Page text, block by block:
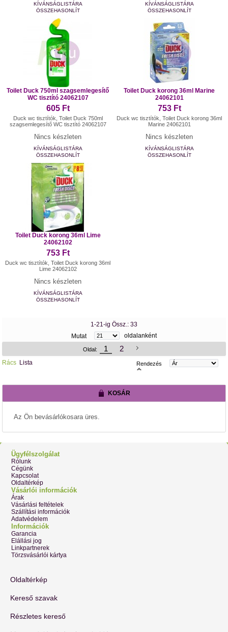
KÍVÁNSÁGLISTÁRA
ÖSSZEHASONLÍT
KÍVÁNSÁGLISTÁRA
ÖSSZEHASONLÍT
Toilet Duck 750ml szagsemlegesítő
WC tisztító 24062107
605 Ft
Duck wc tisztítók, Toilet Duck 750ml
szagsemlegesítő WC tisztító 24062107
Nincs készleten
KÍVÁNSÁGLISTÁRA
ÖSSZEHASONLÍT
Toilet Duck korong 36ml Marine
24062101
753 Ft
Duck wc tisztítók, Toilet Duck korong 36ml
Marine 24062101
Nincs készleten
KÍVÁNSÁGLISTÁRA
ÖSSZEHASONLÍT
Toilet Duck korong 36ml Lime
24062102
753 Ft
Duck wc tisztítók, Toilet Duck korong 36ml
Lime 24062102
Nincs készleten
KÍVÁNSÁGLISTÁRA
ÖSSZEHASONLÍT
1-21-ig Össz.: 33
Mutat
oldalanként
Oldal: 1 2
Rács Lista Rendezés
KOSÁR
Az Ön bevásárlókosara üres.
Ügyfélszolgálat
Rólunk
Cégünk
Kapcsolat
Oldaltérkép
Vásárlói információk
Árak
Vásárlási feltételek
Szállítási információk
Adatvédelem
Információk
Garancia
Elállási jog
Linkpartnerek
Törzsvásárlói kártya
Oldaltérkép
Kereső szavak
Részletes kereső